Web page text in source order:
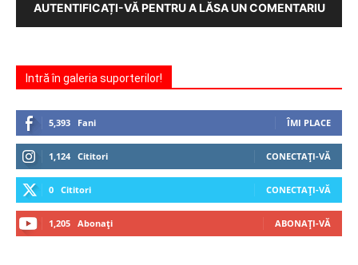
AUTENTIFICAȚI-VĂ PENTRU A LĂSA UN COMENTARIU
Intră în galeria suporterilor!
5,393 Fani ÎMI PLACE
1,124 Cititori CONECTAȚI-VĂ
0 Cititori CONECTAȚI-VĂ
1,205 Abonați ABONAȚI-VĂ